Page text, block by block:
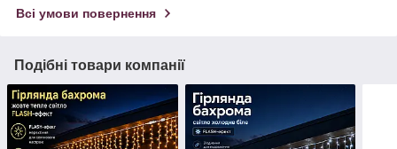
Всі умови повернення
Подібні товари компанії